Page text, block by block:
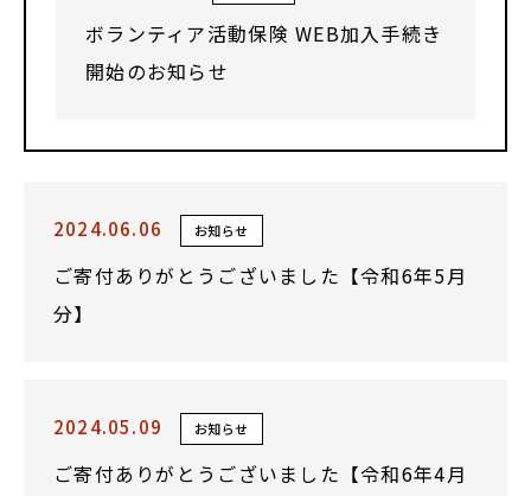
ボランティア活動保険 WEB加入手続き
開始のお知らせ
2024.06.06 お知らせ
ご寄付ありがとうございました【令和6年5月
分】
2024.05.09 お知らせ
ご寄付ありがとうございました【令和6年4月